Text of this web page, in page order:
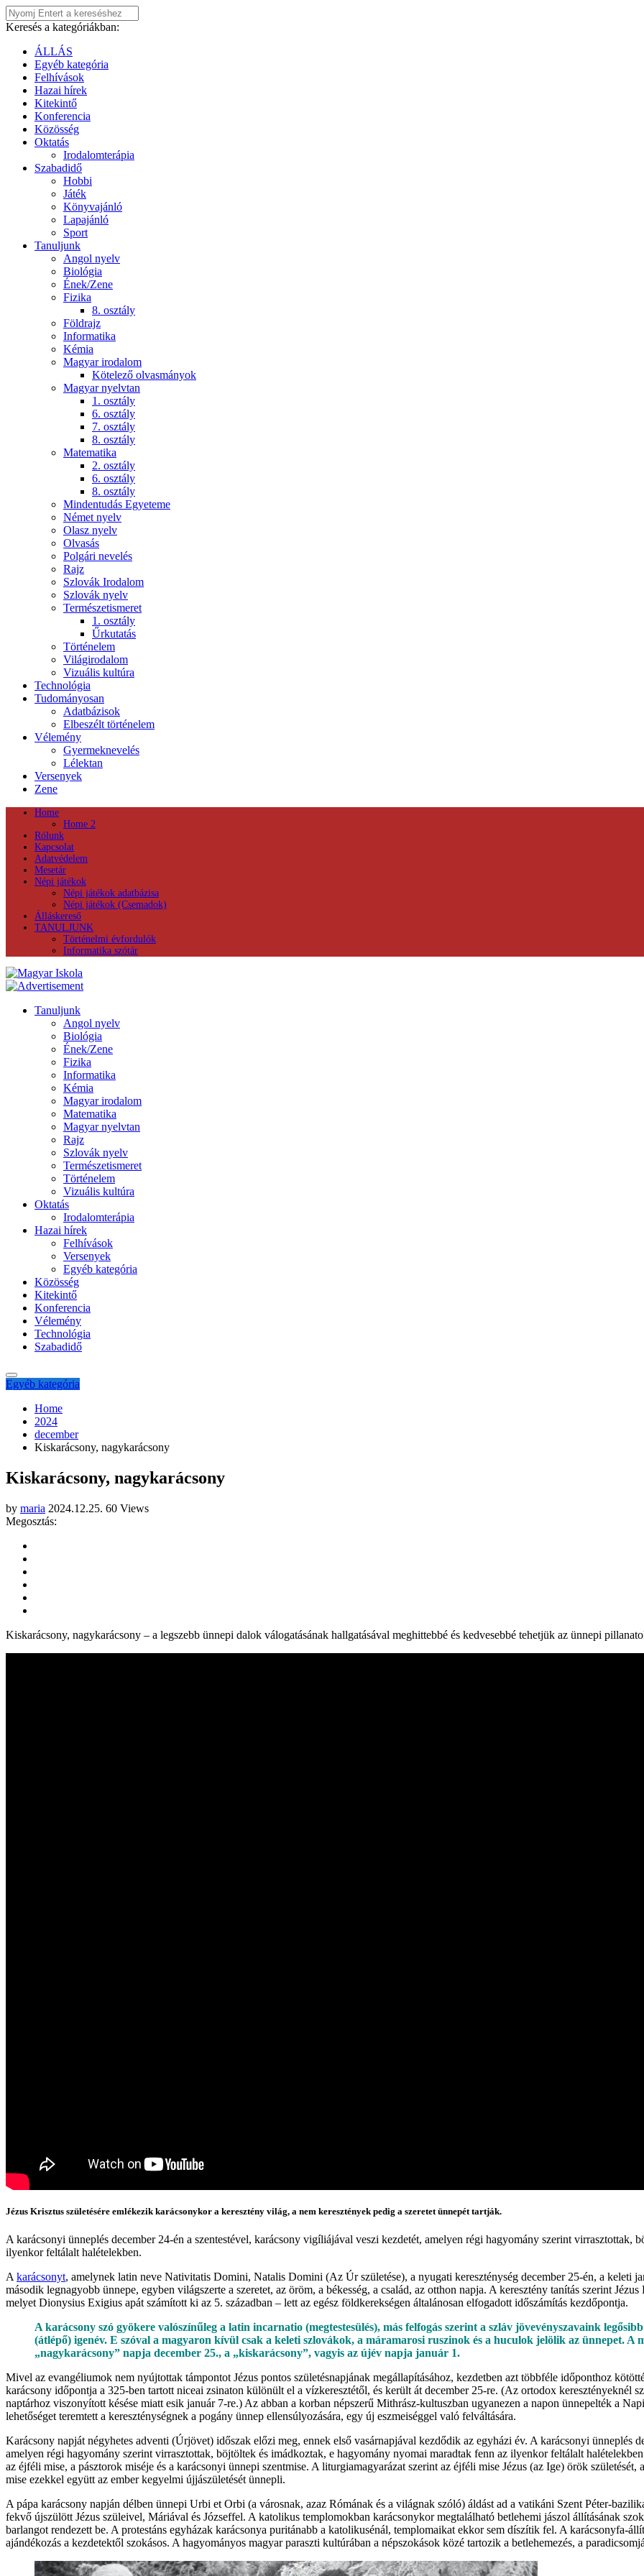
Keresés a kategóriákban:
ÁLLÁS
Egyéb kategória
Felhívások
Hazai hírek
Kitekintő
Konferencia
Közösség
Oktatás
Irodalomterápia
Szabadidő
Hobbi
Játék
Könyvajánló
Lapajánló
Sport
Tanuljunk
Angol nyelv
Biológia
Ének/Zene
Fizika
8. osztály
Földrajz
Informatika
Kémia
Magyar irodalom
Kötelező olvasmányok
Magyar nyelvtan
1. osztály
6. osztály
7. osztály
8. osztály
Matematika
2. osztály
6. osztály
8. osztály
Mindentudás Egyeteme
Német nyelv
Olasz nyelv
Olvasás
Polgári nevelés
Rajz
Szlovák Irodalom
Szlovák nyelv
Természetismeret
1. osztály
Űrkutatás
Történelem
Világirodalom
Vizuális kultúra
Technológia
Tudományosan
Adatbázisok
Elbeszélt történelem
Vélemény
Gyermeknevelés
Lélektan
Versenyek
Zene
Home
Home 2
Rólunk
Kapcsolat
Adatvédelem
Mesetár
Népi játékok
Népi játékok adatbázisa
Népi játékok (Csemadok)
Álláskereső
TANULJUNK
Történelmi évfordulók
Informatika szótár
Tanuljunk
Angol nyelv
Biológia
Ének/Zene
Fizika
Informatika
Kémia
Magyar irodalom
Matematika
Magyar nyelvtan
Rajz
Szlovák nyelv
Természetismeret
Történelem
Vizuális kultúra
Oktatás
Irodalomterápia
Hazai hírek
Felhívások
Versenyek
Egyéb kategória
Közösség
Kitekintő
Konferencia
Vélemény
Technológia
Szabadidő
Egyéb kategória
Home
2024
december
Kiskarácsony, nagykarácsony
Kiskarácsony, nagykarácsony
by maria 2024.12.25. 60 Views
Megosztás:
Kiskarácsony, nagykarácsony – a legszebb ünnepi dalok válogatásának hallgatásával meghittebbé és kedvesebbé tehetjük az ünnepi
Jézus Krisztus születésére emlékezik karácsonykor a keresztény világ, a nem keresztények pedig a szeretet ünnepét tartják.
A karácsonyi ünneplés december 24-én a szentestével, karácsony vigíliájával veszi kezdetét, amelyen régi hagyomány szerint virrasztottak,
ilyenkor feltálalt halételekben.
A karácsonyt, amelynek latin neve Nativitatis Domini, Natalis Domini (Az Úr születése), a nyugati kereszténység december 25-én, a keleti
második legnagyobb ünnepe, egyben világszerte a szeretet, az öröm, a békesség, a család, az otthon napja. A keresztény tanítás szerint
melyet Dionysius Exigius apát számított ki az 5. században – lett az egész földkerekségen általánosan elfogadott időszámítás kezdőpontja.
A karácsony szó gyökere valószínűleg a latin incarnatio (megtestesülés), más felfogás szerint a szláv jövevényszavaink
(átlépő) igenév. E szóval a magyaron kívül csak a keleti szlovákok, a máramarosi ruszinok és a huculok jelölik az ünnepet. A
„nagykarácsony” napja december 25., a „kiskarácsony”, vagyis az újév napja január 1.
Mivel az evangéliumok nem nyújtottak támpontot Jézus pontos születésnapjának megállapításához, kezdetben azt többféle időponthoz
karácsony időpontja a 325-ben tartott niceai zsinaton különült el a vízkeresztétől, és került át december 25-re. (Az ortodox keresztényeknél
naptárhoz viszonyított késése miatt esik január 7-re.) Az abban a korban népszerű Mithrász-kultuszban ugyanezen a napon ünnepelték a
lehetőséget teremtett a kereszténységnek a pogány ünnep ellensúlyozására, egy új eszmeiséggel való felváltására.
Karácsony napját négyhetes adventi (Úrjövet) időszak előzi meg, ennek első vasárnapjával kezdődik az egyházi év. A karácsonyi ünneplés
amelyen régi hagyomány szerint virrasztottak, böjtöltek és imádkoztak, e hagyomány nyomai maradtak fenn az ilyenkor feltálalt
az éjféli mise, a pásztorok miséje és a karácsonyi ünnepi szentmise. A liturgiamagyarázat szerint az éjféli mise Jézus (az Ige) örök
mise ezekkel együtt az ember kegyelmi újjászületését ünnepli.
A pápa karácsony napján délben ünnepi Urbi et Orbi (a városnak, azaz Rómának és a világnak szóló) áldást ad a vatikáni Szent Péter-
fekvő újszülött Jézus szüleivel, Máriával és Józseffel. A katolikus templomokban karácsonykor megtalálható betlehemi jászol állításának
barlangot rendezett be. A protestáns egyházak karácsonya puritánabb a katolikusénál, templomaikat ekkor sem díszítik fel. A karácsonyfa-
ajándékozás a kezdetektől szokásos. A hagyományos magyar paraszti kultúrában a népszokások közé tartozik a betlehemezés, a